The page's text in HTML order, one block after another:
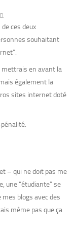
ces deux
souhaitant
mettrais en avant la
également la
sites internet doté
– qui ne doit pas me
une “étudiante” se
mes blogs avec des
même pas que ça